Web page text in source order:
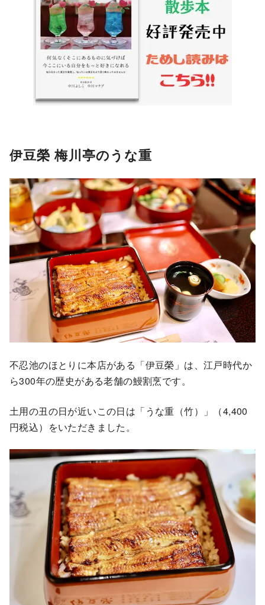
伊豆榮 梅川亭のうな重
不忍池のほとりに本店がある「伊豆榮」は、江戸時代か
ら300年の歴史がある老舗の鰻割烹です。
土用の丑の日が近いこの日は「うな重（竹）」（4,400
円税込）をいただきました。